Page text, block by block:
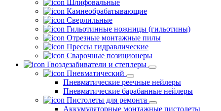
Шлифовальные
Камнеобрабатывающие
Сверлильные
Гильотинные ножницы (гильотины)
Отрезные монтажные пилы
Прессы гидравлические
Сварочные позиционеры
Гвоздезабиватели и степлеры
Пневматический
Пневматические реечные нейлеры
Пневматические барабанные нейлеры
Пистолеты для ремонта
Аккумуляторные монтажные пистолеты